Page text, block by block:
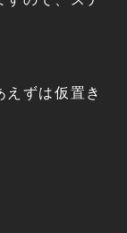
えずは仮置き